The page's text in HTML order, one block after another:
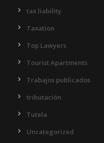
tax liability
Taxation
Top Lawyers
Tourist Apartments
Trabajos publicados
tributación
Tutela
Uncategorized